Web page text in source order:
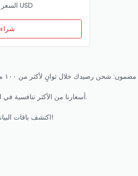
السعر 61.40 USD
شراء
أسعارنا من الأكثر تنافسية في السوق، دعم بلغتك وإحصائيات مفصلة. مثالي للعائلات، المسافرين والشركات التي تقدر السرعة.
اكتشف باقات البيانات، العروض الخاصة والاستفادة من كل عملية شحن. اشحن اليوم ولا تقلق أبدًا من نفاد الرصيد!